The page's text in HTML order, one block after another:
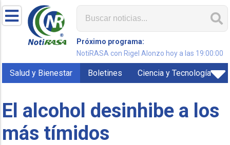
Próximo programa:
NotiRASA con Rigel Alonzo hoy a las 19:00:00
Salud y Bienestar Boletines Ciencia y Tecnología
El alcohol desinhibe a los
más tímidos